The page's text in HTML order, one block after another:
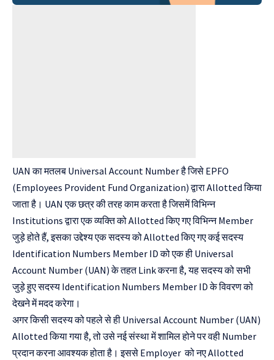
UAN का मतलब Universal Account Number है जिसे EPFO
(Employees Provident Fund Organization) द्वारा Allotted किया
जाता है। UAN एक छत्र की तरह काम करता है जिसमें विभिन्न
Institutions द्वारा एक व्यक्ति को Allotted किए गए विभिन्न Member
जुड़े होते हैं, इसका उद्देश्य एक सदस्य को Allotted किए गए कई सदस्य
Identification Numbers Member ID को एक ही Universal
Account Number (UAN) के तहत Link करना है, यह सदस्य को सभी
जुड़े हुए सदस्य Identification Numbers Member ID के विवरण को
देखने में मदद करेगा।
अगर किसी सदस्य को पहले से ही Universal Account Number (UAN)
Allotted किया गया है, तो उसे नई संस्था में शामिल होने पर वही Number
प्रदान करना आवश्यक होता है। इससे Employer को नए Allotted